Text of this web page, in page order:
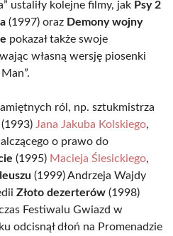
ustaliły kolejne filmy, jak Psy 2
(1997) oraz Demony wojny
pokazał także swoje
własną wersję piosenki
ról, np. sztukmistrza
(1993) Jana Jakuba Kolskiego,
o prawo do
(1995) Macieja Ślesickiego,
(1999) Andrzeja Wajdy
Złoto dezerterów (1998)
Festiwalu Gwiazd w
odcisnął dłoń na Promenadzie